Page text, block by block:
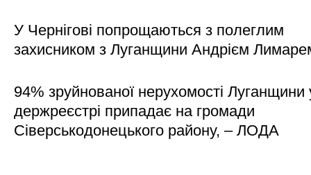
У Чернігові попрощаються з полеглим
захисником з Луганщини Андрієм
94% зруйнованої нерухомості Луганщини
держреєстрі припадає на громади
Сіверськодонецького району, – ЛОДА